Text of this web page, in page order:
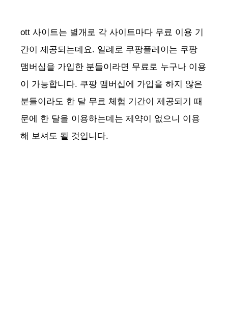
ott 사이트는 별개로 각 사이트마다 무료 이용 기
간이 제공되는데요. 일례로 쿠팡플레이는 쿠팡
맴버십을 가입한 분들이라면 무료로 누구나 이용
이 가능합니다. 쿠팡 맴버십에 가입을 하지 않은
분들이라도 한 달 무료 체험 기간이 제공되기 때
문에 한 달을 이용하는데는 제약이 없으니 이용
해 보셔도 될 것입니다.